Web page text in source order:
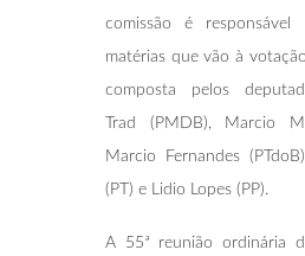
comissão é
matérias que vão à
composta pelos
Trad (PMDB), Marcio
Marcio Fernandes
(PT) e Lidio Lopes (PP).
A 55ª reunião ordinária